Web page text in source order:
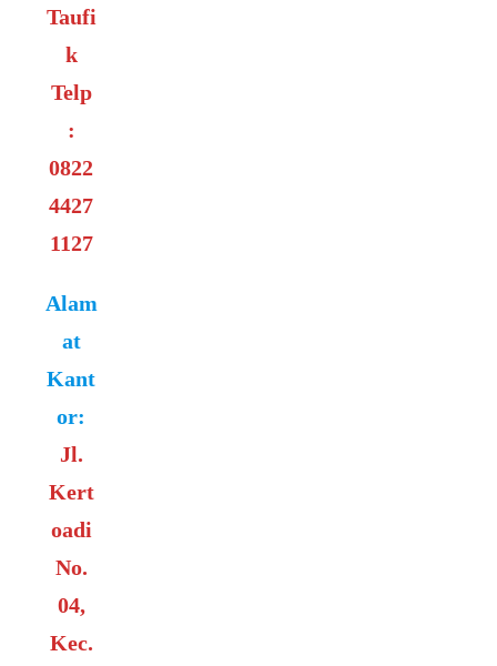
a
Taufi
k
Telp
:
0822
4427
1127
Alam
at
Kant
or:
Jl.
Kert
oadi
No.
04,
Kec.